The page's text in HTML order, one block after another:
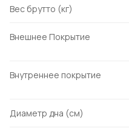
Вес брутто (кг)
Внешнее Покрытие
Внутреннее покрытие
Диаметр дна (см)